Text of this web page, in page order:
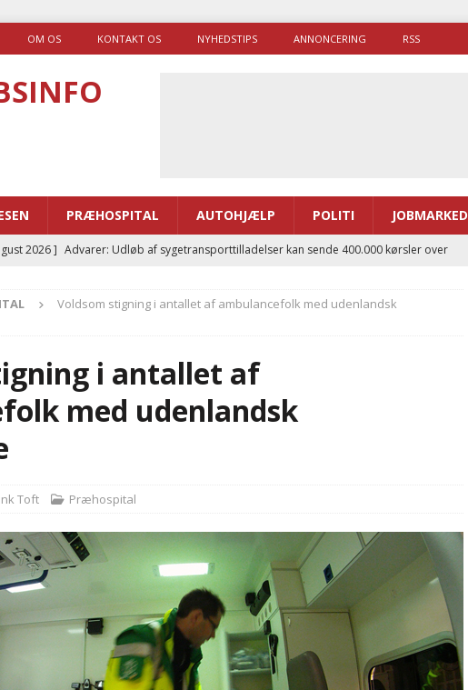
OM OS KONTAKT OS NYHEDSTIPS ANNONCERING RSS
PRÆHOSPITAL AUTOHJÆLP POLITI JOBMARKED
2026 ] Advarer: Udløb af sygetransporttilladelser kan sende 400.000 kørsler over
2026 ] Ny ambulance og el-sygetransportvogn til Samsø
PRÆHOSPITAL
2026 ] Ny treårig politiuddannelse skal ruste betjentene til mere kompleks
Voldsom stigning i antallet af ambulancefolk med udenlandsk
i antallet af
med udenlandsk
Toft Præhospital